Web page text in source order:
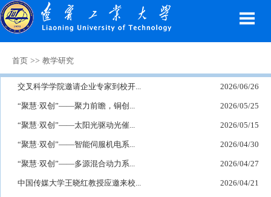
首页 >> 教学研究
交叉科学学院邀请企业专家到校开... 2026/06/26
“聚慧·双创”——聚力前瞻，铜创... 2026/05/25
“聚慧·双创”——太阳光驱动光催... 2026/05/15
“聚慧·双创”——智能伺服机电系... 2026/04/30
“聚慧·双创”——多源混合动力系... 2026/04/27
中国传媒大学王晓红教授应邀来校... 2026/04/21